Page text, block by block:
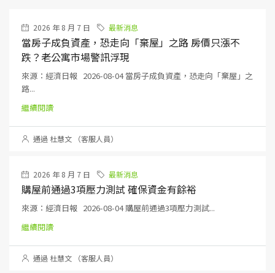
2026 年 8 月 7 日 最新消息
當房子成負資產，恐走向「棄屋」之路 房價只漲不
跌？老公寓市場警訊浮現
來源：經濟日報 2026-08-04 當房子成負資產，恐走向「棄屋」之
路...
繼續閱讀
通過 杜慧文 （客服人員）
2026 年 8 月 7 日 最新消息
購屋前通過3項壓力測試 確保資金有餘裕
來源：經濟日報 2026-08-04 購屋前通過3項壓力測試...
繼續閱讀
通過 杜慧文 （客服人員）